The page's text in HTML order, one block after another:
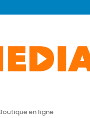
en ligne
!